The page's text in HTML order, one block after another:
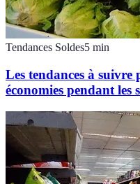
Tendances Soldes5 min
Les tendances à
économies pendant les